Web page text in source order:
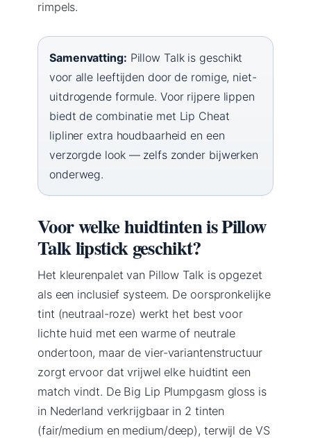
rimpels.
Samenvatting: Pillow Talk is geschikt
voor alle leeftijden door de romige, niet-
uitdrogende formule. Voor rijpere lippen
biedt de combinatie met Lip Cheat
lipliner extra houdbaarheid en een
verzorgde look — zelfs zonder bijwerken
onderweg.
Voor welke huidtinten is Pillow
Talk lipstick geschikt?
Het kleurenpalet van Pillow Talk is opgezet
als een inclusief systeem. De oorspronkelijke
tint (neutraal-roze) werkt het best voor
lichte huid met een warme of neutrale
ondertoon, maar de vier-variantenstructuur
zorgt ervoor dat vrijwel elke huidtint een
match vindt. De Big Lip Plumpgasm gloss is
in Nederland verkrijgbaar in 2 tinten
(fair/medium en medium/deep), terwijl de VS